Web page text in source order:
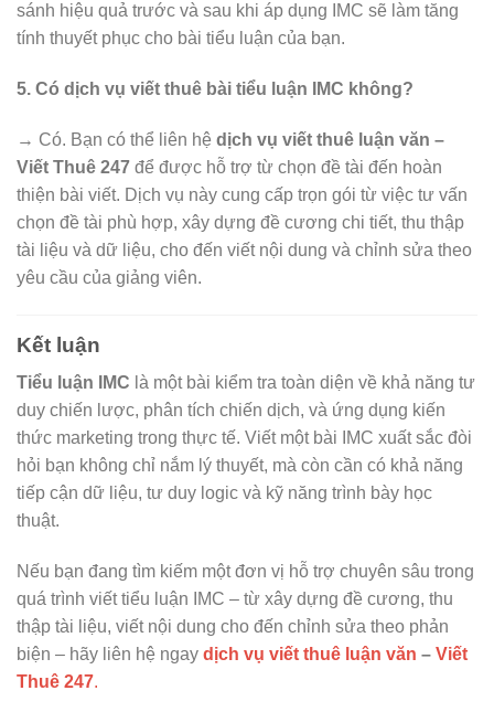
sánh hiệu quả trước và sau khi áp dụng IMC sẽ làm tăng
tính thuyết phục cho bài tiểu luận của bạn.
5. Có dịch vụ viết thuê bài tiểu luận IMC không?
→ Có. Bạn có thể liên hệ dịch vụ viết thuê luận văn –
Viết Thuê 247 để được hỗ trợ từ chọn đề tài đến hoàn
thiện bài viết. Dịch vụ này cung cấp trọn gói từ việc tư vấn
chọn đề tài phù hợp, xây dựng đề cương chi tiết, thu thập
tài liệu và dữ liệu, cho đến viết nội dung và chỉnh sửa theo
yêu cầu của giảng viên.
Kết luận
Tiểu luận IMC là một bài kiểm tra toàn diện về khả năng tư
duy chiến lược, phân tích chiến dịch, và ứng dụng kiến
thức marketing trong thực tế. Viết một bài IMC xuất sắc đòi
hỏi bạn không chỉ nắm lý thuyết, mà còn cần có khả năng
tiếp cận dữ liệu, tư duy logic và kỹ năng trình bày học
thuật.
Nếu bạn đang tìm kiếm một đơn vị hỗ trợ chuyên sâu trong
quá trình viết tiểu luận IMC – từ xây dựng đề cương, thu
thập tài liệu, viết nội dung cho đến chỉnh sửa theo phản
biện – hãy liên hệ ngay dịch vụ viết thuê luận văn – Viết
Thuê 247.